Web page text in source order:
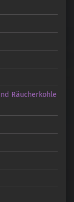
Räucherkohle